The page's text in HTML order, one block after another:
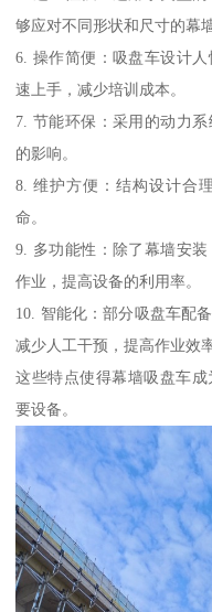
够应对不同形状和尺寸的幕
6. 操作简便：吸盘车设计
速上手，减少培训成本。
7. 节能环保：采用的动力
的影响。
8. 维护方便：结构设计合
命。
9. 多功能性：除了幕墙安
作业，提高设备的利用率。
10. 智能化：部分吸盘车配
减少人工干预，提高作业效
这些特点使得幕墙吸盘车
要设备。